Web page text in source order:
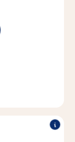
jour la
et